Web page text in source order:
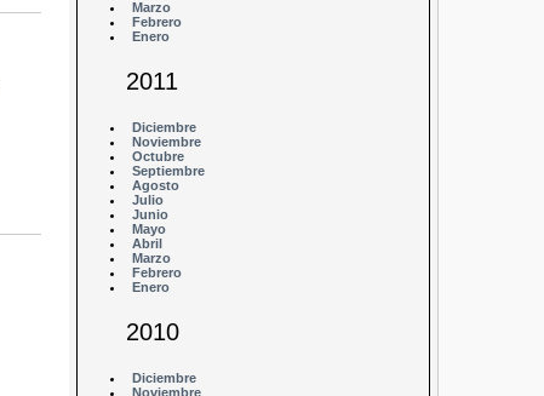
Marzo
Febrero
Enero
2011
Diciembre
Noviembre
Octubre
Septiembre
Agosto
Julio
Junio
Mayo
Abril
Marzo
Febrero
Enero
2010
Diciembre
Noviembre